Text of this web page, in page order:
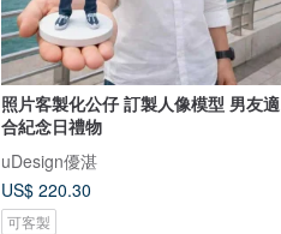
照片客製化公仔 訂製人像模型 男友適
合紀念日禮物
uDesign優湛
US$ 220.30
可客製